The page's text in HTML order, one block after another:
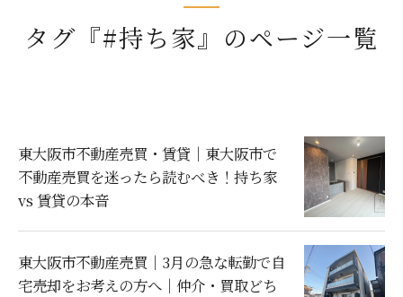
タグ『#持ち家』のページ一覧
東大阪市不動産売買・賃貸｜東大阪市で
不動産売買を迷ったら読むべき！持ち家
vs 賃貸の本音
東大阪市不動産売買｜3月の急な転勤で自
宅売却をお考えの方へ｜仲介・買取どち